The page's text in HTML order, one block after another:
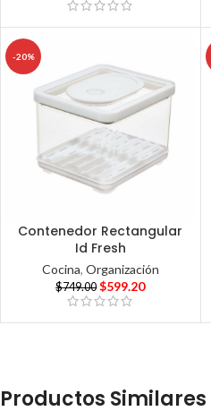
-20%
Contenedor Rectangular
Id Fresh
Cocina, Organización
$749.00 $599.20
Productos Similares